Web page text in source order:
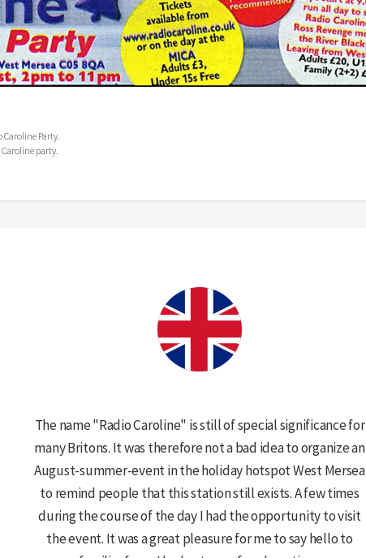
Party.
party.
The name "Radio Caroline" is still of special significance for
many Britons. It was therefore not a bad idea to organize an
August-summer-event in the holiday hotspot West Mersea
to remind people that this station still exists. A few times
during the course of the day I had the opportunity to visit
the event. It was a great pleasure for me to say hello to